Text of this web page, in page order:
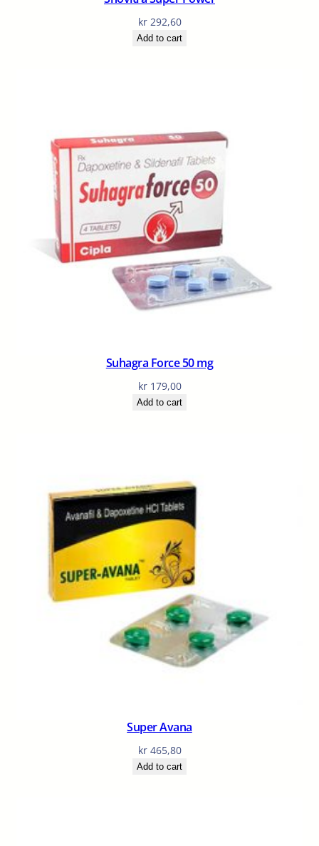
kr292,60
Add to cart
Suhagra Force 50 mg
kr179,00
Add to cart
Super Avana
kr465,80
Add to cart